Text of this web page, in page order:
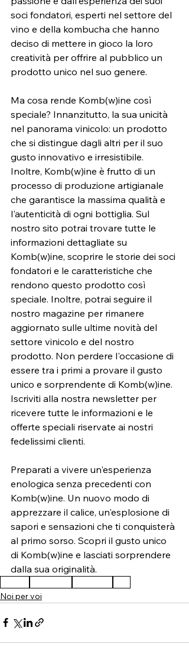
soci fondatori, esperti nel settore del
vino e della kombucha che hanno
deciso di mettere in gioco la loro
creatività per offrire al pubblico un
prodotto unico nel suo genere.
Ma cosa rende Komb(w)ine così
speciale? Innanzitutto, la sua unicità
nel panorama vinicolo: un prodotto
che si distingue dagli altri per il suo
gusto innovativo e irresistibile.
Inoltre, Komb(w)ine è frutto di un
processo di produzione artigianale
che garantisce la massima qualità e
l'autenticità di ogni bottiglia. Sul
nostro sito potrai trovare tutte le
informazioni dettagliate su
Komb(w)ine, scoprire le storie dei soci
fondatori e le caratteristiche che
rendono questo prodotto così
speciale. Inoltre, potrai seguire il
nostro magazine per rimanere
aggiornato sulle ultime novità del
settore vinicolo e del nostro
prodotto. Non perdere l'occasione di
essere tra i primi a provare il gusto
unico e sorprendente di Komb(w)ine.
Iscriviti alla nostra newsletter per
ricevere tutte le informazioni e le
offerte speciali riservate ai nostri
fedelissimi clienti.
Preparati a vivere un'esperienza
enologica senza precedenti con
Komb(w)ine. Un nuovo modo di
apprezzare il calice, un'esplosione di
sapori e sensazioni che ti conquisterà
al primo sorso. Scopri il gusto unico
di Komb(w)ine e lasciati sorprendere
dalla sua originalità.
Noi per voi